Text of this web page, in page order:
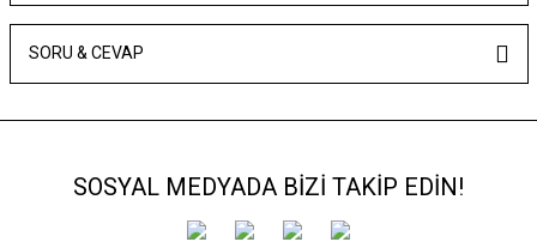
SORU & CEVAP
SOSYAL MEDYADA BİZİ TAKİP EDİN!